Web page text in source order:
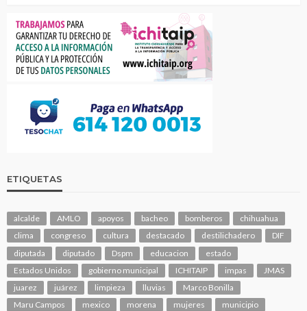
ETIQUETAS
alcalde AMLO apoyos bacheo bomberos
chihuahua
clima
congreso cultura destacado destilichadero
DIF
diputada
diputado Dspm educacion
estado
Estados Unidos
gobierno municipal ICHITAIP impas
JMAS
juarez
juárez limpieza lluvias
Marco Bonilla
Maru Campos
mexico morena mujeres
municipio